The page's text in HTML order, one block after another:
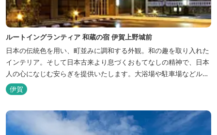
ルートイングランティア 和蔵の宿 伊賀上野城前
日本の伝統色を用い、町並みに調和する外観。和の趣を取り入れた
インテリア。そして日本古来より息づくおもてなしの精神で、日本
人の心になじむ安らぎを提供いたします。大浴場や駐車場などルー
トインホテルズの機能性や利便性はそのままに、穏やかな和のニュ
アンスを湛えた空間は、ビジネスにも観光にも、幅広くお役立てい
伊賀